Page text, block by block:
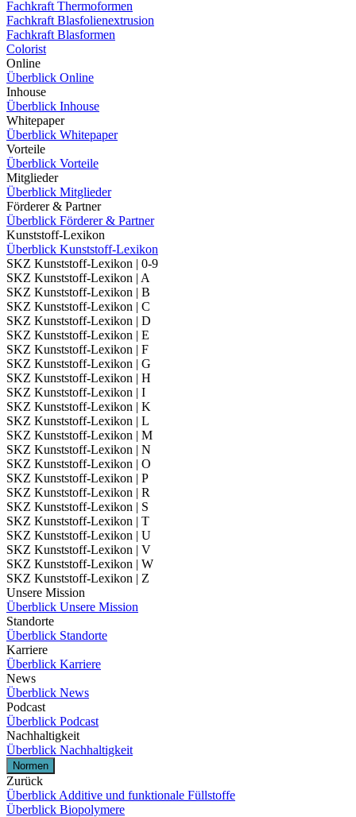
Fachkraft Thermoformen
Fachkraft Blasfolienextrusion
Fachkraft Blasformen
Colorist
Online
Überblick Online
Inhouse
Überblick Inhouse
Whitepaper
Überblick Whitepaper
Vorteile
Überblick Vorteile
Mitglieder
Überblick Mitglieder
Förderer & Partner
Überblick Förderer & Partner
Kunststoff-Lexikon
Überblick Kunststoff-Lexikon
SKZ Kunststoff-Lexikon | 0-9
SKZ Kunststoff-Lexikon | A
SKZ Kunststoff-Lexikon | B
SKZ Kunststoff-Lexikon | C
SKZ Kunststoff-Lexikon | D
SKZ Kunststoff-Lexikon | E
SKZ Kunststoff-Lexikon | F
SKZ Kunststoff-Lexikon | G
SKZ Kunststoff-Lexikon | H
SKZ Kunststoff-Lexikon | I
SKZ Kunststoff-Lexikon | K
SKZ Kunststoff-Lexikon | L
SKZ Kunststoff-Lexikon | M
SKZ Kunststoff-Lexikon | N
SKZ Kunststoff-Lexikon | O
SKZ Kunststoff-Lexikon | P
SKZ Kunststoff-Lexikon | R
SKZ Kunststoff-Lexikon | S
SKZ Kunststoff-Lexikon | T
SKZ Kunststoff-Lexikon | U
SKZ Kunststoff-Lexikon | V
SKZ Kunststoff-Lexikon | W
SKZ Kunststoff-Lexikon | Z
Unsere Mission
Überblick Unsere Mission
Standorte
Überblick Standorte
Karriere
Überblick Karriere
News
Überblick News
Podcast
Überblick Podcast
Nachhaltigkeit
Überblick Nachhaltigkeit
Normen
Zurück
Überblick Additive und funktionale Füllstoffe
Überblick Biopolymere